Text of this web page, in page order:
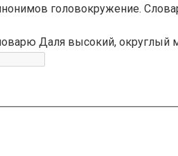
головокружение.
Даля высокий,